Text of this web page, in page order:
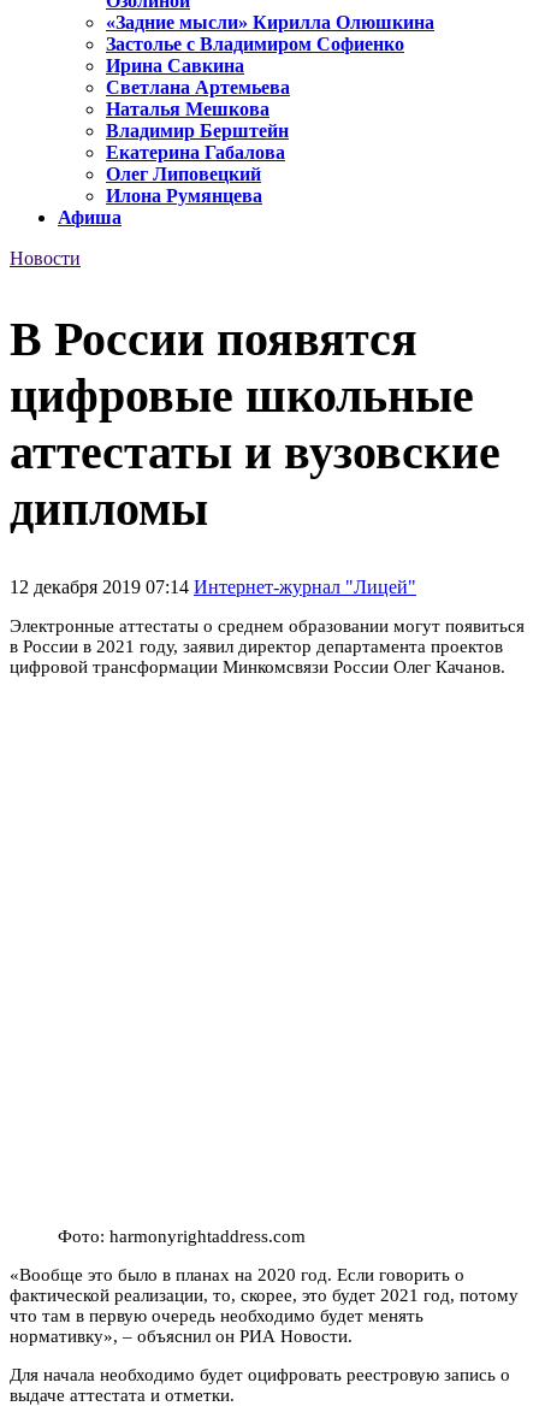
«Задние мысли» Кирилла Олюшкина
Застолье с Владимиром Софиенко
Ирина Савкина
Светлана Артемьева
Наталья Мешкова
Владимир Берштейн
Екатерина Габалова
Олег Липовецкий
Илона Румянцева
Афиша
Новости
В России появятся
цифровые школьные
аттестаты и вузовские
дипломы
12 декабря 2019 07:14 Интернет-журнал "Лицей"
Электронные аттестаты о среднем образовании могут появиться
в России в 2021 году, заявил директор департамента проектов
цифровой трансформации Минкомсвязи России Олег Качанов.
Фото: harmonyrightaddress.com
«Вообще это было в планах на 2020 год. Если говорить о
фактической реализации, то, скорее, это будет 2021 год, потому
что там в первую очередь необходимо будет менять
нормативку», – объяснил он РИА Новости.
Для начала необходимо будет оцифровать реестровую запись о
выдаче аттестата и отметки.